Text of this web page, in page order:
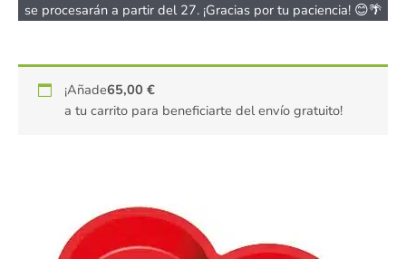
se procesarán a partir del 27. ¡Gracias por tu paciencia! 😊🌴
¡Añade65,00€
a tu carrito para beneficiarte del envío gratuito!
Molde